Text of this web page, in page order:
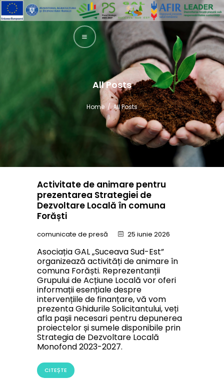
All Posts
Home All Posts
GAL SUCEAVA SUD EST
Grupul de Actiune Locala Suceava Sud Est
ACASA
PREZENTARE
LEADER
INTERVENȚII
GHIDURI
FINANȚARE
TRANSPARENȚĂ
ȘTIRI
CONTACT
Activitate de animare pentru
prezentarea Strategiei de
Dezvoltare Locală în comuna
Forăști
comunicate de presă 25 iunie 2026
Asociația GAL „Suceava Sud-Est”
organizează activități de animare în
comuna Forăști. Reprezentanții
Grupului de Acțiune Locală vor oferi
informații esențiale despre
intervențiile de finanțare, vă vom
prezenta Ghidurile Solicitantului, veți
afla pașii necesari pentru depunerea
proiectelor și sumele disponibile prin
Strategia de Dezvoltare Locală
Monofond 2023-2027.
CITEȘTE